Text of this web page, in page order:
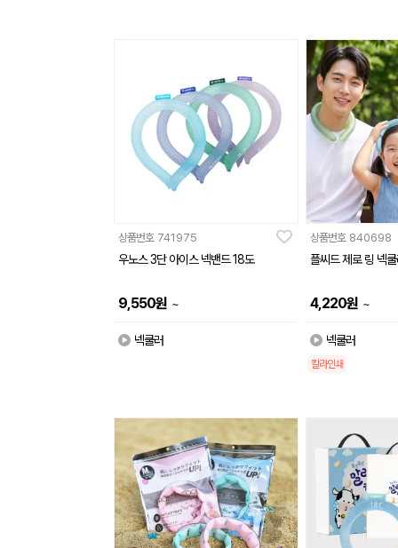
상품번호 741975
우노스 3단 아이스 넥밴드 18도
9,550원 ~
넥쿨러
상품번호 840698
플씨드 제로 링 넥
4,220원 ~
넥쿨러
칼라인쇄